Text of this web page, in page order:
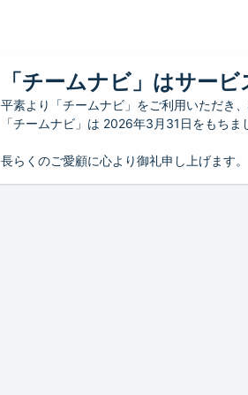
「チームナビ」はサー
平素より「チームナビ」をご利用いただき
「チームナビ」は 2026年3月31日をもちま
長らくのご愛顧に心より御礼申し上げます。